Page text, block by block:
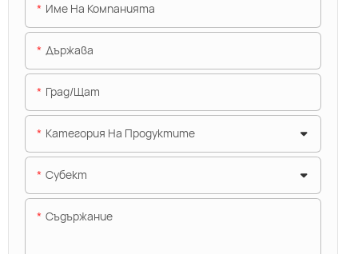
Име На Компанията
Държава
Град/щат
Категория На Продуктите
Субект
Съдържание